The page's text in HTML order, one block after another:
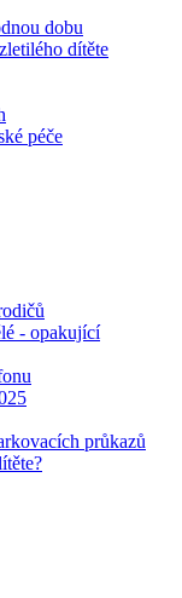
dobu
dítěte
péče
- opakující
průkazů